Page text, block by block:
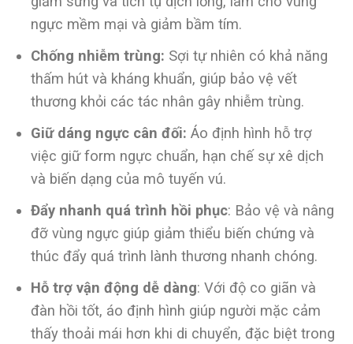
ngực mềm mại và giảm bầm tím.
Chống nhiễm trùng: Sợi tự nhiên có khả năng
thấm hút và kháng khuẩn, giúp bảo vệ vết
thương khỏi các tác nhân gây nhiễm trùng.
Giữ dáng ngực cân đối: Áo định hình hỗ trợ
việc giữ form ngực chuẩn, hạn chế sự xê dịch
và biến dạng của mô tuyến vú.
Đẩy nhanh quá trình hồi phục: Bảo vệ và nâng
đỡ vùng ngực giúp giảm thiểu biến chứng và
thúc đẩy quá trình lành thương nhanh chóng.
Hỗ trợ vận động dễ dàng: Với độ co giãn và
đàn hồi tốt, áo định hình giúp người mặc cảm
thấy thoải mái hơn khi di chuyển, đặc biệt trong